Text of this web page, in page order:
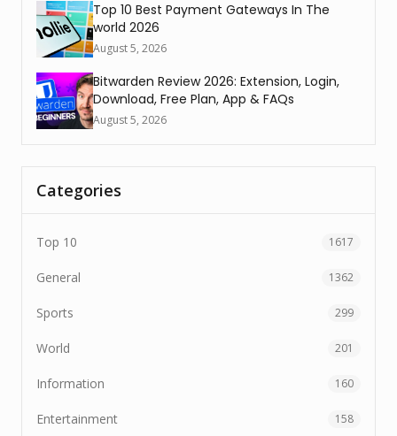
Top 10 Best Payment Gateways In The
world 2026
August 5, 2026
Bitwarden Review 2026: Extension, Login,
Download, Free Plan, App & FAQs
August 5, 2026
Categories
Top 10 1617
General 1362
Sports 299
World 201
Information 160
Entertainment 158